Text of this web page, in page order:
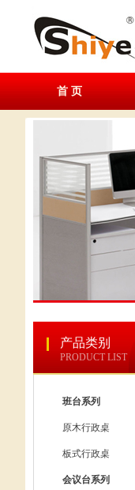
首 页
产品类别
PRODUCT LIST
班台系列
原木行政桌
板式行政桌
会议台系列